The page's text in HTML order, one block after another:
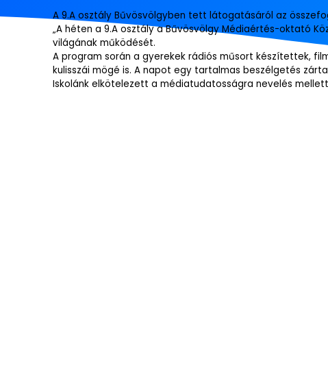
A 9.A osztály Bűvösvölgyben tett látogatásáról az
„A héten a 9.A osztály a Bűvösvölgy Médiaértés-oktató
világának működését.
A program során a gyerekek rádiós műsort készítettek,
kulisszái mögé is. A napot egy tartalmas beszélgetés
Iskolánk elkötelezett a médiatudatosságra nevelés